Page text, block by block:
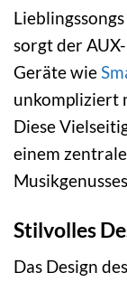
sorgt der
Geräte wie
unkompliziert
Diese
einem
Stilvolles
Das Design